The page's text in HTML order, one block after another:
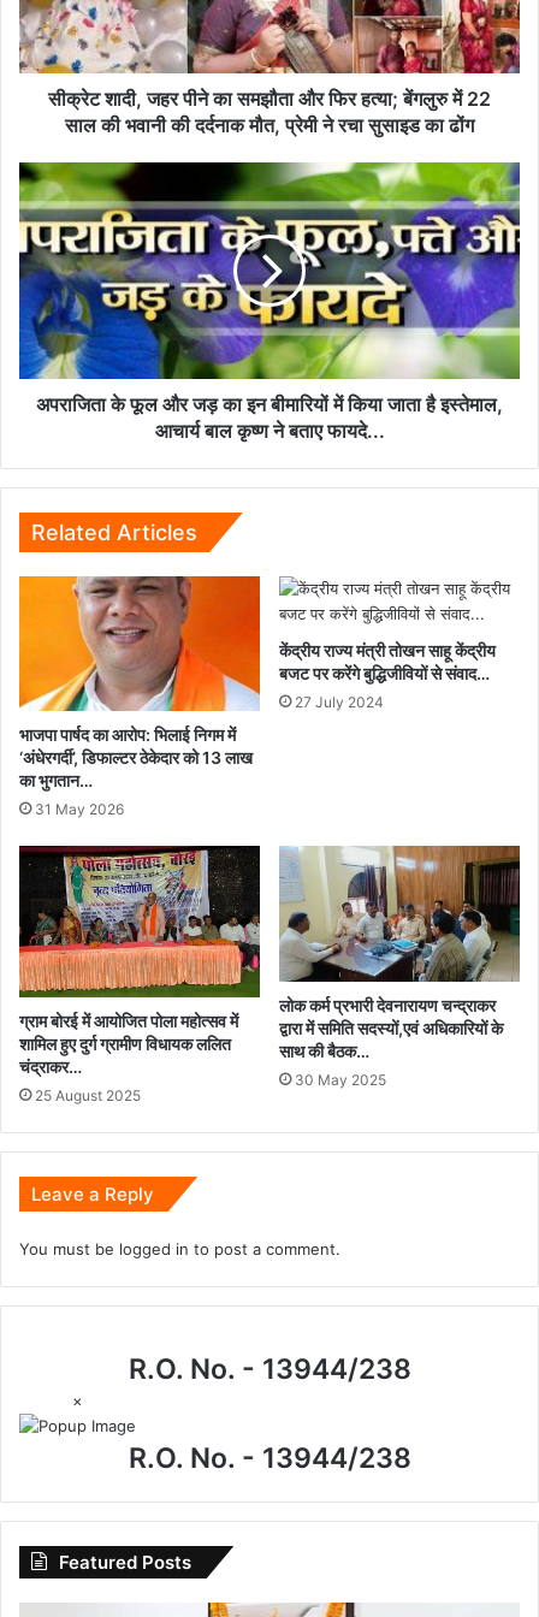
और
फिर
हत्या;
बेंगलुरु
साल
की
भवानी
की
दर्दनाक
मौत,
प्रेमी
रचा
सुसाइड
सीक्रेट शादी, जहर पीने का समझौता और फिर हत्या; बेंगलुरु में 22
साल की भवानी की दर्दनाक मौत, प्रेमी ने रचा सुसाइड का ढोंग
अपराजिता
के
फूल
और
जड़
का
इन
बीमारियों
में
किया
बाल
कृष्ण
ने
अपराजिता के फूल और जड़ का इन बीमारियों में किया जाता है इस्तेमाल,
आचार्य बाल कृष्ण ने बताए फायदे...
Related Articles
भाजपा पार्षद का आरोप: भिलाई निगम में
‘अंधेरगर्दी’, डिफाल्टर ठेकेदार को 13 लाख
का भुगतान…
31 May 2026
केंद्रीय राज्य मंत्री तोखन साहू केंद्रीय
बजट पर करेंगे बुद्धिजीवियों से संवाद…
27 July 2024
ग्राम बोरई में आयोजित पोला महोत्सव में
शामिल हुए दुर्ग ग्रामीण विधायक ललित
चंद्राकर…
25 August 2025
लोक कर्म प्रभारी देवनारायण चन्द्राकर
द्वारा में समिति सदस्यों,एवं अधिकारियों के
साथ की बैठक…
30 May 2025
Leave a Reply
You must be logged in to post a comment.
R.O. No. - 13944/238
×
R.O. No. - 13944/238
Featured Posts